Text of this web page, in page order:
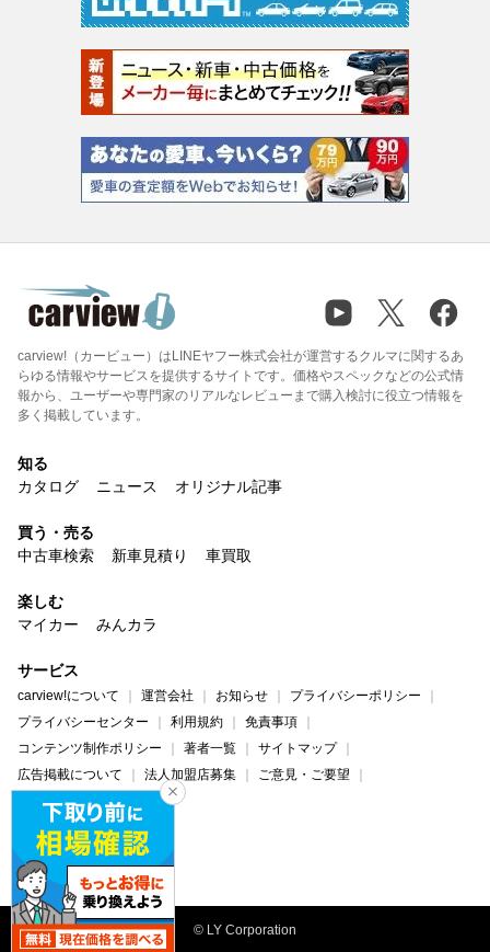
carview!（カービュー）はLINEヤフー株式会社が運営するクルマに関するあ
らゆる情報やサービスを提供するサイトです。価格やスペックなどの公式情
報から、ユーザーや専門家のリアルなレビューまで購入検討に役立つ情報を
多く掲載しています。
知る
カタログ
ニュース オリジナル記事
買う・売る
中古車検索
新車見積り 車買取
楽しむ
マイカー
みんカラ
サービス
carview!について 運営会社 お知らせ
プライバシーポリシー
プライバシーセンター
利用規約
免責事項
コンテンツ制作ポリシー
著者一覧
サイトマップ
広告掲載について
法人加盟店募集
ご意見・ご要望
ヘルプ・お問い合わせ
carview! Yahoo! JAPAN
© LY Corporation